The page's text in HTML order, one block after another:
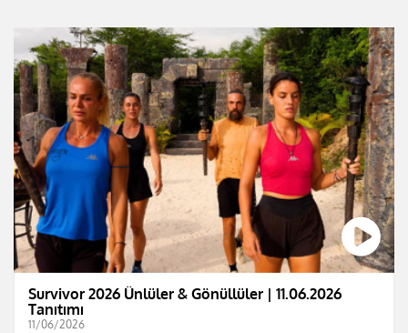
Survivor 2026 Ünlüler & Gönüllüler | 11.06.2026
Tanıtımı
11/06/2026